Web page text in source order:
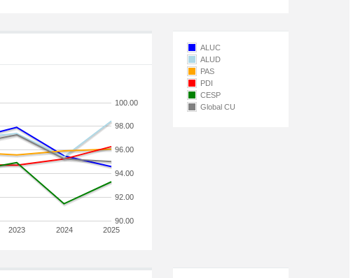
2023 2024 2025
90.00
92.00
94.00
96.00
98.00
100.00
ALUC
ALUD
PAS
PDI
CESP
Global CU